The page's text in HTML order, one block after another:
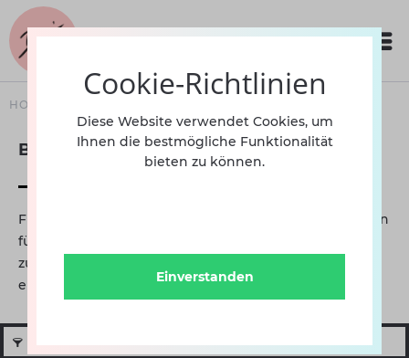
HOME
Bekleidung
Für jeden Tanzstil die richtige Kleidung, denn erst dann
fühlt man sich frei für jede Bewegung. Sie sollte nicht
zu eng sein, weil es die Bewegungsfähigkeit
einschränkt. Sie darf allerdings...mehr erfahren »
Cookie-Richtlinien
Diese Website verwendet Cookies, um
Ihnen die bestmögliche Funktionalität
bieten zu können.
Einverstanden